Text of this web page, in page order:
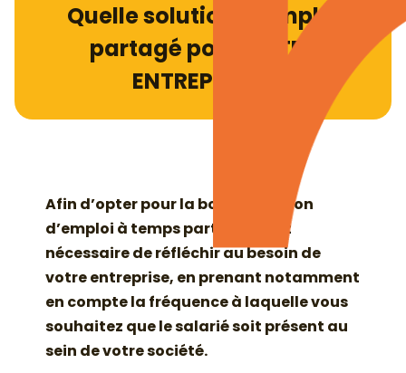
Quelle solution d’emploi
partagé pour VOTRE
ENTREPRISE ?
Afin d’opter pour la bonne solution
d’emploi à temps partagé, il est
nécessaire de réfléchir au besoin de
votre entreprise, en prenant notamment
en compte la fréquence à laquelle vous
souhaitez que le salarié soit présent au
sein de votre société.